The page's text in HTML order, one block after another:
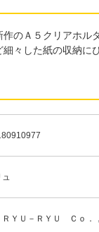
のＡ５クリアホルダ
々した紙の収納に
ュ
ＲＹＵ－ＲＹＵ Ｃｏ．